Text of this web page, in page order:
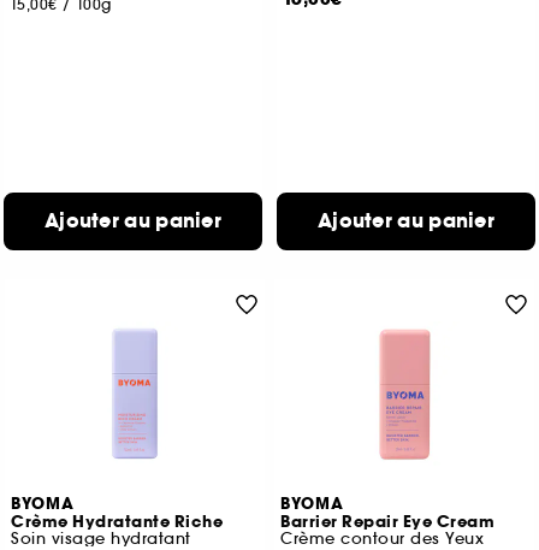
15,00€ / 100g
Ajouter au panier Ajouter au panier
BYOMA
Crème Hydratante Riche
Soin visage hydratant
BYOMA
Barrier Repair Eye Cream
Crème contour des Yeux